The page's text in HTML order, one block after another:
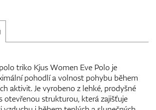
triko Kjus Women Eve Polo je
pohodlí a volnost pohybu během
aktivit. Je vyrobeno z lehké, prodyšné
otevřenou strukturou, která zajišťuje